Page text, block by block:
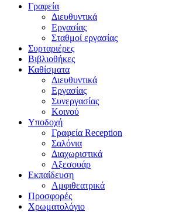
Γραφεία
Διευθυντικά
Εργασίας
Σταθμοί εργασίας
Συρταριέρες
Βιβλιοθήκες
Καθίσματα
Διευθυντικά
Εργασίας
Συνεργασίας
Κοινού
Υποδοχή
Γραφεία Reception
Σαλόνια
Διαχωριστικά
Αξεσουάρ
Εκπαίδευση
Αμφιθεατρικά
Προσφορές
Χρωματολόγιο